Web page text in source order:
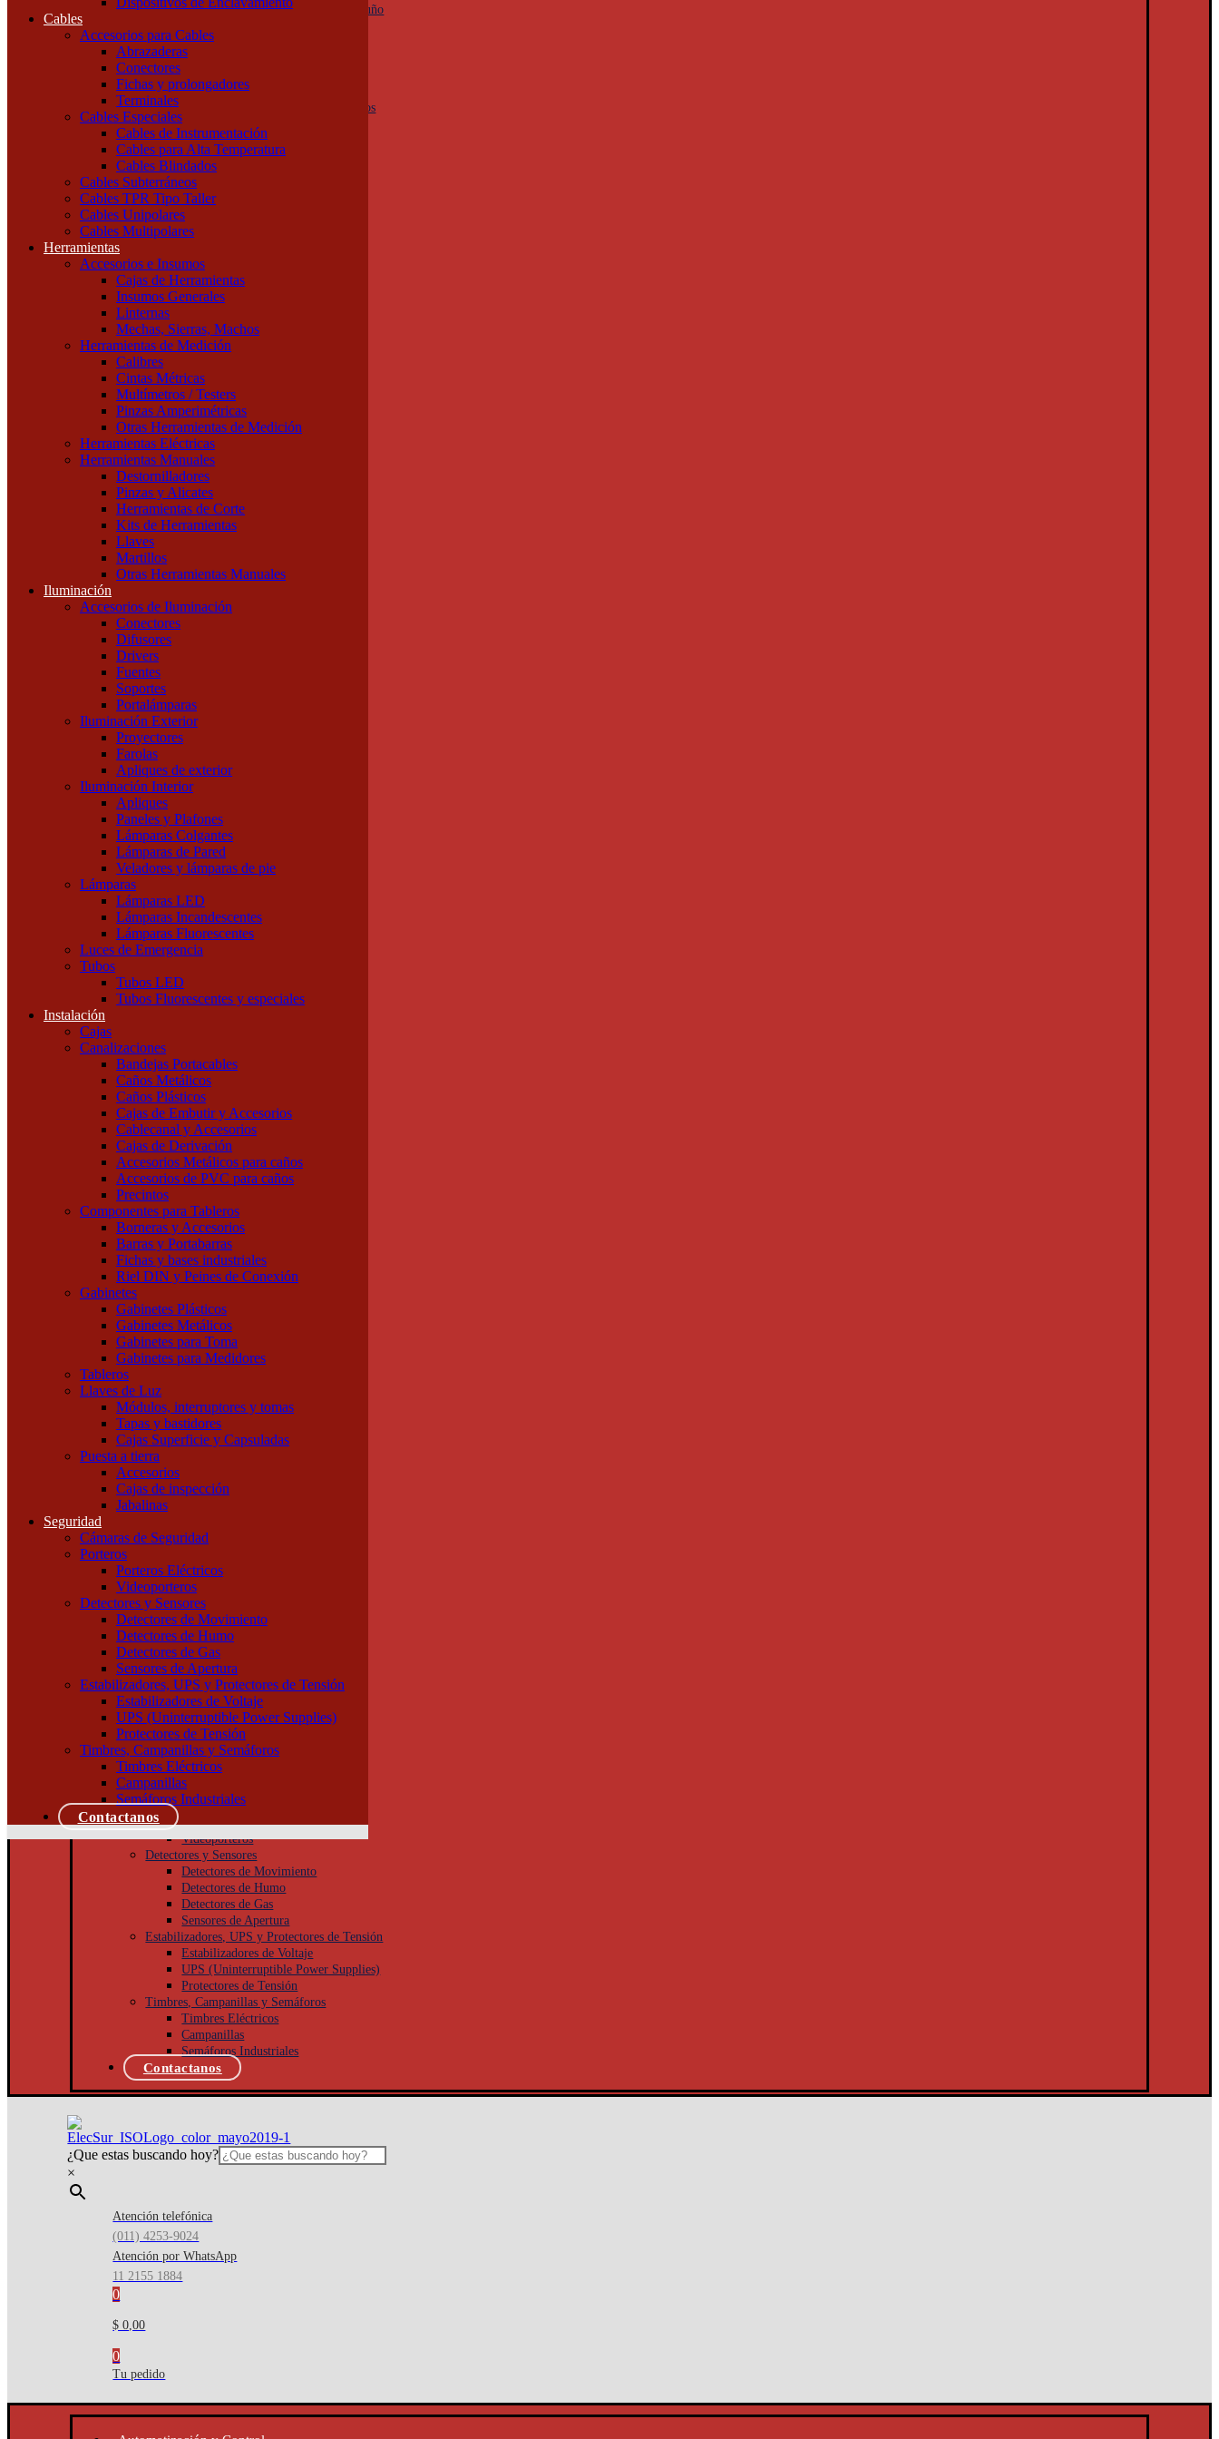
Cables
Accesorios para Cables
Abrazaderas
Conectores
Fichas y prolongadores
Terminales
Cables Especiales
Cables de Instrumentación
Cables para Alta Temperatura
Cables Blindados
Cables Subterráneos
Cables TPR Tipo Taller
Cables Unipolares
Cables Multipolares
Herramientas
Accesorios e Insumos
Cajas de Herramientas
Insumos Generales
Linternas
Mechas, Sierras, Machos
Herramientas de Medición
Calibres
Cintas Métricas
Multímetros / Testers
Pinzas Amperimétricas
Otras Herramientas de Medición
Herramientas Eléctricas
Herramientas Manuales
Destornilladores
Pinzas y Alicates
Herramientas de Corte
Kits de Herramientas
Llaves
Martillos
Otras Herramientas Manuales
Iluminación
Accesorios de Iluminación
Conectores
Difusores
Drivers
Fuentes
Soportes
Portalámparas
Iluminación Exterior
Proyectores
Farolas
Apliques de exterior
Iluminación Interior
Apliques
Paneles y Plafones
Lámparas Colgantes
Lámparas de Pared
Veladores y lámparas de pie
Lámparas
Lámparas LED
Lámparas Incandescentes
Lámparas Fluorescentes
Luces de Emergencia
Tubos
Tubos LED
Tubos Fluorescentes y especiales
Instalación
Cajas
Canalizaciones
Bandejas Portacables
Caños Metálicos
Caños Plásticos
Cajas de Embutir y Accesorios
Cablecanal y Accesorios
Cajas de Derivación
Accesorios Metálicos para caños
Accesorios de PVC para caños
Precintos
Componentes para Tableros
Borneras y Accesorios
Barras y Portabarras
Fichas y bases industriales
Riel DIN y Peines de Conexión
Gabinetes
Gabinetes Plásticos
Gabinetes Metálicos
Gabinetes para Toma
Gabinetes para Medidores
Tableros
Llaves de Luz
Módulos, interruptores y tomas
Tapas y bastidores
Cajas Superficie y Capsuladas
Puesta a tierra
Accesorios
Cajas de inspección
Jabalinas
Seguridad
Cámaras de Seguridad
Porteros
Porteros Eléctricos
Videoporteros
Detectores y Sensores
Detectores de Movimiento
Detectores de Humo
Detectores de Gas
Sensores de Apertura
Estabilizadores, UPS y Protectores de Tensión
Estabilizadores de Voltaje
UPS (Uninterruptible Power Supplies)
Protectores de Tensión
Timbres, Campanillas y Semáforos
Timbres Eléctricos
Campanillas
Semáforos Industriales
Contactanos
Botoneras, pulsadores y golpes de puño
Ojos de Buey
Selectoras
Dispositivos de Protección
Fusibles y descargadores atmosféricos
Termomagnéticas y diferenciales
Contactores
Guardamotores
Relés térmicos
Interruptores y seccionadores
Accesorios y Componentes
Borneras y Accesorios
Rieles y Soportes
Cables
Accesorios para Cables
Abrazaderas
Fichas y prolongadores
Terminales
Cables Especiales
Cables de Instrumentación
Cables para Alta Temperatura
Cables Blindados
Cables Subterráneos
Cables TPR Tipo Taller
Cables Unipolares
Cables Multipolares
Herramientas
Accesorios e Insumos
Cajas de Herramientas
Mechas, Sierras, Machos
Herramientas de Medición
Calibres
Herramientas Eléctricas
Herramientas Manuales
Destornilladores
Pinzas y Alicates
Kits de Herramientas
Llaves
Otras Herramientas Manuales
Iluminación
Accesorios de Iluminación
Conectores
Drivers
Fuentes
Soportes
Portalámparas
Proyectores
Farolas
Paneles y Plafones
Lámparas Colgantes
Lámparas de Pared
Veladores y lámparas de pie
Lámparas
Lámparas LED
Lámparas Incandescentes
Lámparas Fluorescentes
Luces de Emergencia
Tubos
Tubos LED
Tubos Fluorescentes y especiales
Instalación
Cajas
Canalizaciones
Bandejas Portacables
Caños Metálicos
Caños Plásticos
Cajas de Embutir y Accesorios
Accesorios Metálicos para caños
Accesorios de PVC para caños
Precintos
Componentes para Tableros
Borneras y Accesorios
Barras y Portabarras
Gabinetes
Gabinetes Plásticos
Gabinetes Metálicos
Gabinetes para Toma
Gabinetes para Medidores
Tableros
Llaves de Luz
Módulos, interruptores y tomas
Tapas y bastidores
Cajas Superficie y Capsuladas
Puesta a tierra
Accesorios
Cajas de inspección
Jabalinas
Seguridad
Cámaras de Seguridad
Porteros
Porteros Eléctricos
Videoporteros
Detectores y Sensores
Detectores de Movimiento
Detectores de Humo
Detectores de Gas
Sensores de Apertura
Estabilizadores, UPS y Protectores de Tensión
Estabilizadores de Voltaje
UPS (Uninterruptible Power Supplies)
Protectores de Tensión
Timbres, Campanillas y Semáforos
Timbres Eléctricos
Campanillas
Semáforos Industriales
Contactanos
¿Que estas buscando hoy?
×
Atención telefónica
(011) 4253-9024
Atención por WhatsApp
11 2155 1884
0
$ 0,00
0
Tu pedido